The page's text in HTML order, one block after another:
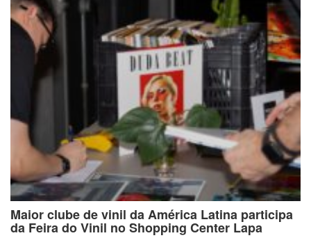
Maior clube de vinil da América Latina participa
da Feira do Vinil no Shopping Center Lapa